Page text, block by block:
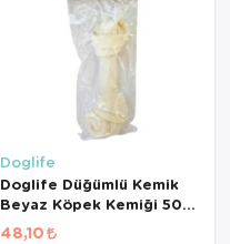
Doglife
Doglife Düğümlü Kemik
Beyaz Köpek Kemiği 50
Gr
48,10